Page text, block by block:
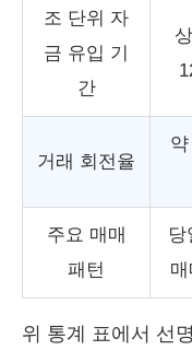
조 단위 자
금 유입 기
간
거래 회전율
약
주요 매매
패턴
당
위 통계 표에서 선